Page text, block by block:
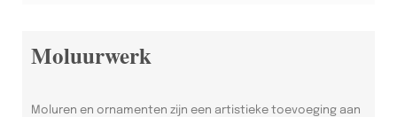
Moluurwerk
Moluren en ornamenten zijn een artistieke toevoeging aan